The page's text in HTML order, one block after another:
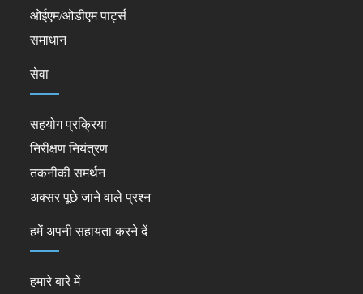
ओईएम/ओडीएम पार्ट्स
समाधान
सेवा
सहयोग प्रक्रिया
निरीक्षण नियंत्रण
तकनीकी समर्थन
अक्सर पूछे जाने वाले प्रश्न
हमें अपनी सहायता करने दें
हमारे बारे में